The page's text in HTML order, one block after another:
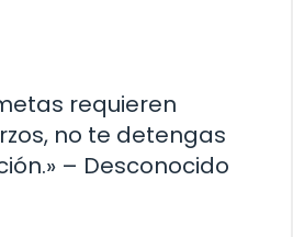
requieren
no te detengas
– Desconocido